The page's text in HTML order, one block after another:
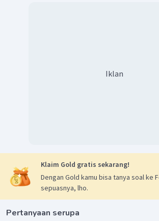
Iklan
Klaim Gold gratis sekarang!
Dengan Gold kamu bisa tanya soal ke
sepuasnya, lho.
Pertanyaan serupa